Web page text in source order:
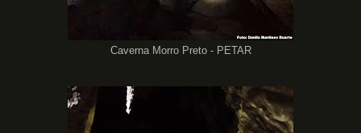
Caverna Morro Preto - PETAR